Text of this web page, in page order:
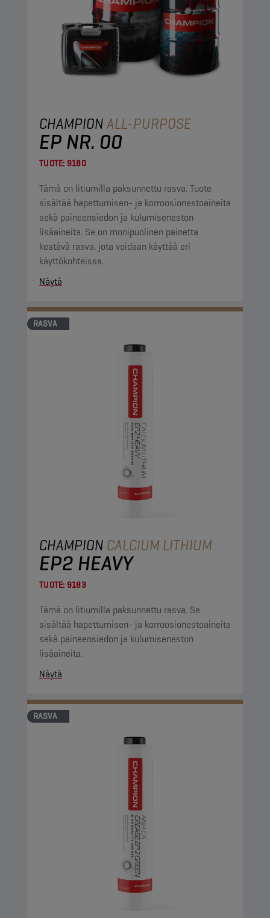
CHAMPIONALL-PURPOSE
EP NR. 00
TUOTE: 9180
Tämä on litiumilla paksunnettu rasva. Tuote
sisältää hapettumisen- ja korroosionestoaineita
sekä paineensiedon ja kulumiseneston
lisäaineita. Se on monipuolinen painetta
kestävä rasva, jota voidaan käyttää eri
käyttökohteissa.
Näytä
RASVA
CHAMPION CALCIUM LITHIUM
EP2 HEAVY
TUOTE: 9183
Tämä on litiumilla paksunnettu rasva. Se
sisältää hapettumisen- ja korroosionestoaineita
sekä paineensiedon ja kulumiseneston
lisäaineita.
Näytä
RASVA